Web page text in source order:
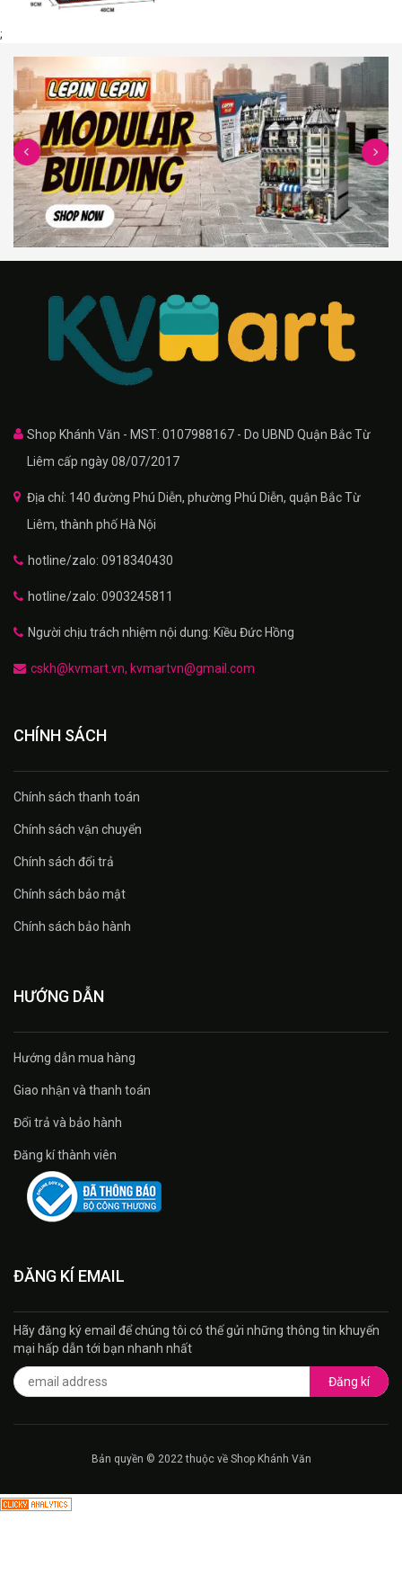
;
Shop Khánh Văn - MST: 0107988167 - Do UBND Quận Bắc Từ
Liêm cấp ngày 08/07/2017
Địa chỉ: 140 đường Phú Diễn, phường Phú Diễn, quận Bắc Từ
Liêm, thành phố Hà Nội
hotline/zalo: 0918340430
hotline/zalo: 0903245811
Người chịu trách nhiệm nội dung: Kiều Đức Hồng
cskh@kvmart.vn, kvmartvn@gmail.com
CHÍNH SÁCH
Chính sách thanh toán
Chính sách vận chuyển
Chính sách đổi trả
Chính sách bảo mật
Chính sách bảo hành
HƯỚNG DẪN
Hướng dẫn mua hàng
Giao nhận và thanh toán
Đổi trả và bảo hành
Đăng kí thành viên
ĐĂNG KÍ EMAIL
Hãy đăng ký email để chúng tôi có thế gửi những thông tin khuyến
mại hấp dẫn tới bạn nhanh nhất
Đăng kí
Bản quyền © 2022 thuộc về Shop Khánh Văn